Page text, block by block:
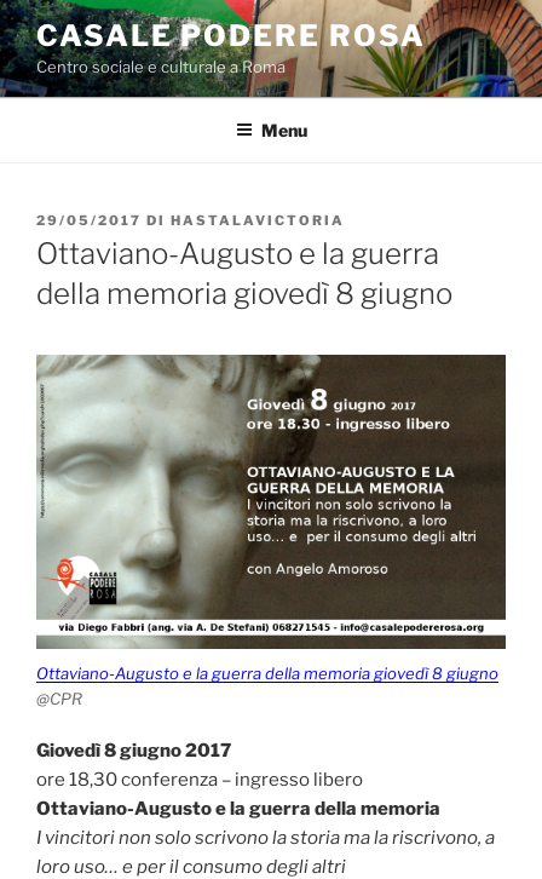
Salta
al
contenuto
CASALE PODERE ROSA
Centro sociale e culturale a Roma
Menu
PUBBLICATO
IL
29/05/2017 DI HASTALAVICTORIA
Ottaviano-Augusto e la guerra
della memoria giovedì 8 giugno
Ottaviano-Augusto e la guerra della memoria giovedì 8 giugno
@CPR
Giovedì 8 giugno 2017
ore 18,30 conferenza – ingresso libero
Ottaviano-Augusto e la guerra della memoria
I vincitori non solo scrivono la storia ma la riscrivono, a
loro uso… e per il consumo degli altri